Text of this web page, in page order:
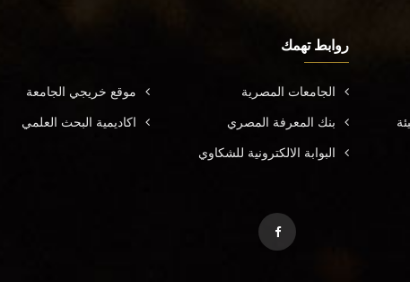
روابط تهمك
الجامعات المصرية موقع خريجي الجامعة
بنك المعرفة المصري اكاديمية البحث العلمي
البوابة الالكترونية للشكاوي